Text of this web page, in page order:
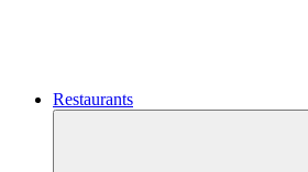
Restaurants